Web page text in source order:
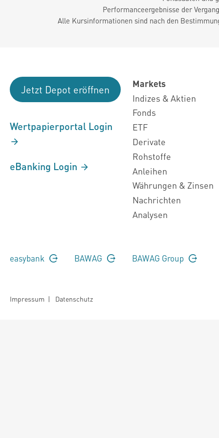
Performanceergebnisse der
Alle Kursinformationen sind nach den
Jetzt Depot eröffnen
Wertpapierportal Login
eBanking Login
Markets
Indizes & Aktien
Fonds
ETF
Derivate
Rohstoffe
Anleihen
Währungen & Zinsen
Nachrichten
Analysen
easybank BAWAG BAWAG Group
Impressum | Datenschutz